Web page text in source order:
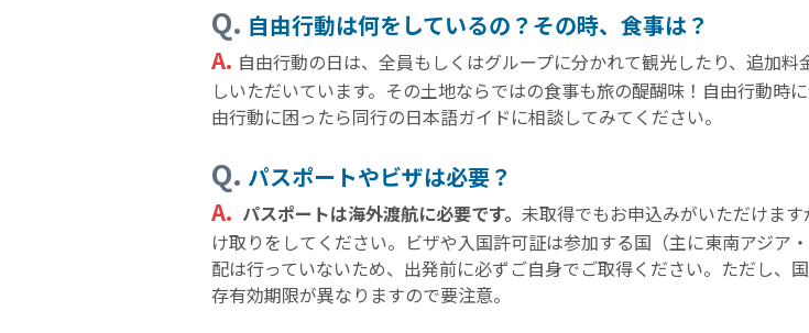
Q. 自由行動は何をしているの？その時、食事は？
A. 自由行動の日は、全員もしくはグループに分かれて観光したり、追加
しいただいています。その土地ならではの食事も旅の醍醐味！自由行動時
由行動に困ったら同行の日本語ガイドに相談してみてください。
Q. パスポートやビザは必要？
A. パスポートは海外渡航に必要です。 未取得でもお申込みがいただけま
け取りをしてください。ビザや入国許可証は参加する国（主に東南アジア
配は行っていないため、出発前に必ずご自身でご取得ください。ただし、
存有効期限が異なりますので要注意。